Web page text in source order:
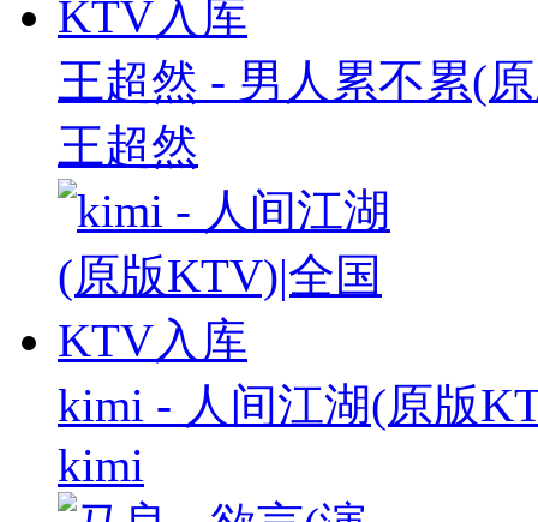
王超然 - 男人累不累(
王超然
kimi - 人间江湖(原版
kimi